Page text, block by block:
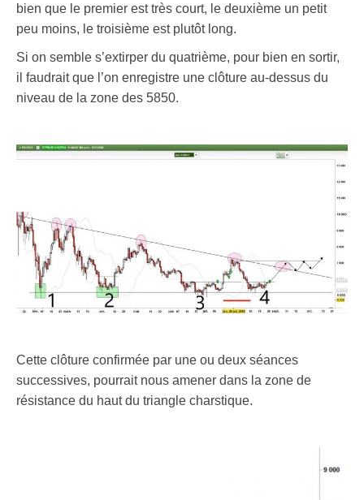
bien que le premier est très court, le deuxième un petit
peu moins, le troisième est plutôt long.
Si on semble s’extirper du quatrième, pour bien en sortir,
il faudrait que l’on enregistre une clôture au-dessus du
niveau de la zone des 5850.
Cette clôture confirmée par une ou deux séances
successives, pourrait nous amener dans la zone de
résistance du haut du triangle charstique.